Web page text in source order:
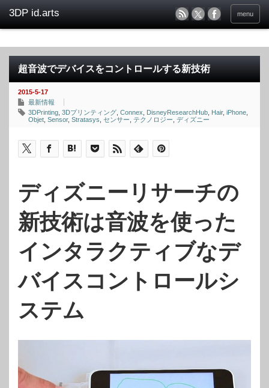
menu
超音波でデバイスをコントロールする新技術
2015-5-17
最新情報
3DPrinting 3Dプリンティング Connex DisneyResearchHub Hair, iPhone
Objet Sensor, Stratasys センサー テクノロジー ディズニー
ディズニーリサーチの
新技術は音波を使った
インタラクティブなデ
バイスコントロールシ
ステム